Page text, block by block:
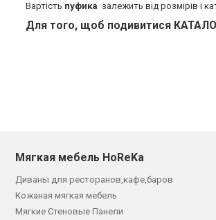
Вартість пуфика залежить від розмірів і
Для того, щоб подивитися
Мягкая мебель HoReKa
Диваны для ресторанов,кафе,баров
Кожаная мягкая мебель
Мягкие Стеновые Панели